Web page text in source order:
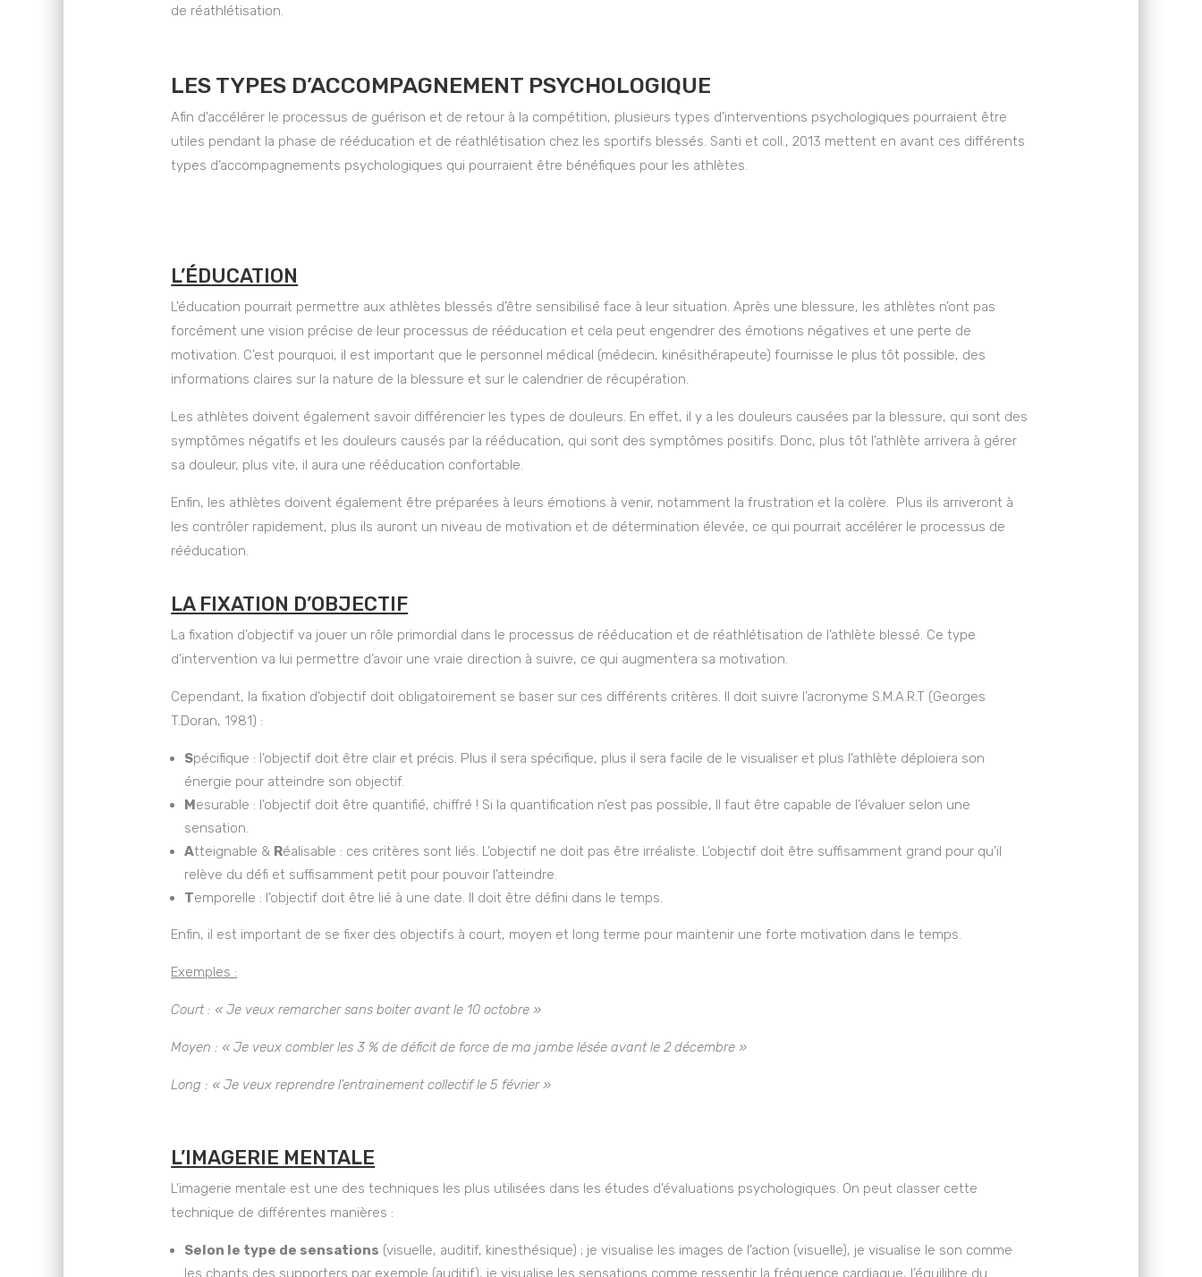
de réathlétisation.
LES TYPES D’ACCOMPAGNEMENT PSYCHOLOGIQUE
Afin d’accélérer le processus de guérison et de retour à la compétition, plusieurs types d’interventions psychologiques pourraient être
utiles pendant la phase de rééducation et de réathlétisation chez les sportifs blessés. Santi et coll., 2013 mettent en avant ces différents
types d’accompagnements psychologiques qui pourraient être bénéfiques pour les athlètes.
L’ÉDUCATION
L’éducation pourrait permettre aux athlètes blessés d’être sensibilisé face à leur situation. Après une blessure, les athlètes n’ont pas
forcément une vision précise de leur processus de rééducation et cela peut engendrer des émotions négatives et une perte de
motivation. C’est pourquoi, il est important que le personnel médical (médecin, kinésithérapeute) fournisse le plus tôt possible, des
informations claires sur la nature de la blessure et sur le calendrier de récupération.
Les athlètes doivent également savoir différencier les types de douleurs. En effet, il y a les douleurs causées par la blessure, qui sont des
symptômes négatifs et les douleurs causés par la rééducation, qui sont des symptômes positifs. Donc, plus tôt l’athlète arrivera à gérer
sa douleur, plus vite, il aura une rééducation confortable.
Enfin, les athlètes doivent également être préparées à leurs émotions à venir, notamment la frustration et la colère. Plus ils arriveront à
les contrôler rapidement, plus ils auront un niveau de motivation et de détermination élevée, ce qui pourrait accélérer le processus de
rééducation.
LA FIXATION D’OBJECTIF
La fixation d’objectif va jouer un rôle primordial dans le processus de rééducation et de réathlétisation de l’athlète blessé. Ce type
d’intervention va lui permettre d’avoir une vraie direction à suivre, ce qui augmentera sa motivation.
Cependant, la fixation d’objectif doit obligatoirement se baser sur ces différents critères. Il doit suivre l’acronyme S.M.A.R.T (Georges
T.Doran, 1981) :
Spécifique : l’objectif doit être clair et précis. Plus il sera spécifique, plus il sera facile de le visualiser et plus l’athlète déploiera son
énergie pour atteindre son objectif.
Mesurable : l’objectif doit être quantifié, chiffré ! Si la quantification n’est pas possible, Il faut être capable de l’évaluer selon une
sensation.
Atteignable & Réalisable : ces critères sont liés. L’objectif ne doit pas être irréaliste. L’objectif doit être suffisamment grand pour qu’il
relève du défi et suffisamment petit pour pouvoir l’atteindre.
Temporelle : l’objectif doit être lié à une date. Il doit être défini dans le temps.
Enfin, il est important de se fixer des objectifs à court, moyen et long terme pour maintenir une forte motivation dans le temps.
Exemples :
Court : « Je veux remarcher sans boiter avant le 10 octobre »
Moyen : « Je veux combler les 3 % de déficit de force de ma jambe lésée avant le 2 décembre »
Long : « Je veux reprendre l’entrainement collectif le 5 février »
L’IMAGERIE MENTALE
L’imagerie mentale est une des techniques les plus utilisées dans les études d’évaluations psychologiques. On peut classer cette
technique de différentes manières :
Selon le type de sensations (visuelle, auditif, kinesthésique) ; je visualise les images de l’action (visuelle), je visualise le son comme
les chants des supporters par exemple (auditif), je visualise les sensations comme ressentir la fréquence cardiaque, l’équilibre du